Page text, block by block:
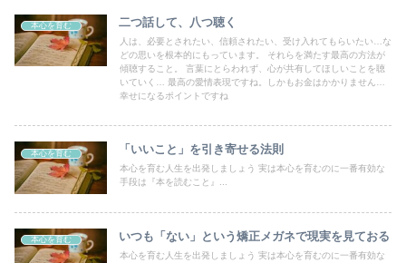
本心を育む 二つ話して、八つ聴く
人は、必要とされたい、信頼されたい、受け入れてもらいたい…な
どの思いを根本的にもっています。 それらを満たす最高の方法が
傾聴すること。 言葉にとらわれず、心が共有してほしいことを聴
いていく… 最高の愛情表現ですね。しかもお金はかかりません…
幸せになるポイントですね
本心を育む 「いいこと」を引き寄せる法則
本心を育む人生を出発しましょう 実は本心を育むのに一番有効な
手段は『本を読むこと』...
本心を育む いつも「ない」という矯正メガネで現実を見ておる
本心を育む人生を出発しましょう 実は本心を育むのに一番有効な